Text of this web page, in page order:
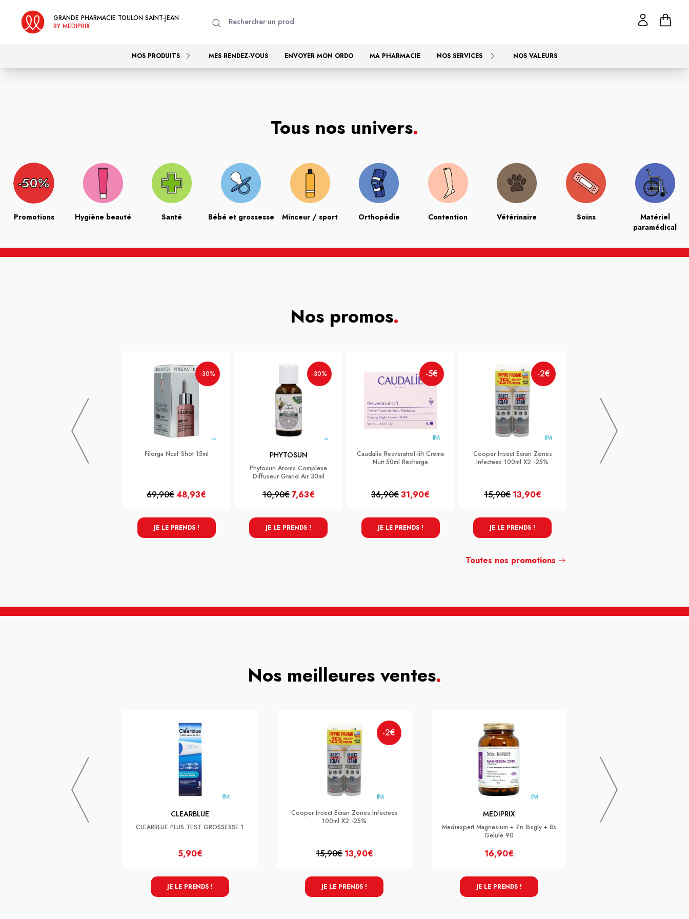
GRANDE PHARMACIE TOULON SAINT-JEAN
BY MEDIPRIX
NOS PRODUITS MES RENDEZ-VOUS ENVOYER MON ORDO MA PHARMACIE NOS SERVICES NOS VALEURS
Tous nos univers.
Promotions Hygiène beauté Santé Bébé et grossesse Minceur / sport Orthopédie Contention Vétérinaire Soins
Matériel
paramédical
Nos promos.
-30%
Filorga Ncef Shot 15ml
69,90€48,93€
JE LE PRENDS !
-30%
PHYTOSUN
Phytosun Aroms Complexe
Diffuseur Grand Air 30ml
10,90€7,63€
JE LE PRENDS !
-5€
Caudalie Resveratrol-lift Creme
Nuit 50ml Recharge
36,90€31,90€
JE LE PRENDS !
-2€
Cooper Insect Ecran Zones
Infectees 100ml X2 -25%
15,90€ 13,90€
JE LE PRENDS !
Toutes nos promotions
Nos meilleures ventes.
CLEARBLUE
CLEARBLUE PLUS TEST GROSSESSE 1
5,90€
JE LE PRENDS !
-2€
Cooper Insect Ecran Zones Infectees
100ml X2 -25%
15,90€ 13,90€
JE LE PRENDS !
MEDIPRIX
Mediexpert Magnesium + Zn Bisgly + Bs
Gelule 90
16,90€
JE LE PRENDS !